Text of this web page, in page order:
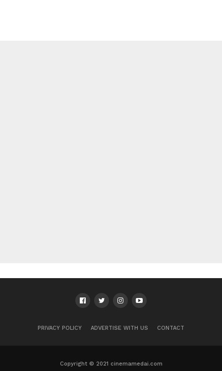
PRIVACY POLICY ADVERTISE WITH US CONTACT
Copyright © 2021 cinemamedai.com